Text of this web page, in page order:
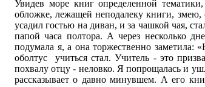
Увидев море книг определенной
обложке, лежащей неподалеку книги, змею,
усадил гостью на диван, и за чашкой чая,
папой часа полтора. А через несколько
подумала я, а она торжественно
оболтус
учиться стал. Учитель - это
похвалу отцу - неловко. Я попрощалась и
рассказывает о давно минувшем. А его